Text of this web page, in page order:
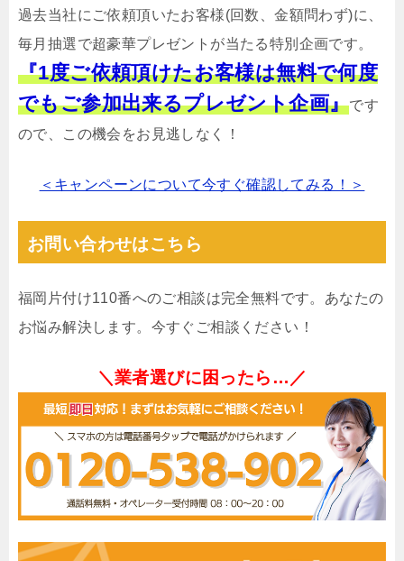
過去当社にご依頼頂いたお客様(回数、金額問わず)に、
毎月抽選で超豪華プレゼントが当たる特別企画です。
『1度ご依頼頂けたお客様は無料で何度
でもご参加出来るプレゼント企画』です
ので、この機会をお見逃しなく！
＜キャンペーンについて今すぐ確認してみる！＞
お問い合わせはこちら
福岡片付け110番へのご相談は完全無料です。あなたの
お悩み解決します。今すぐご相談ください！
＼業者選びに困ったら…／